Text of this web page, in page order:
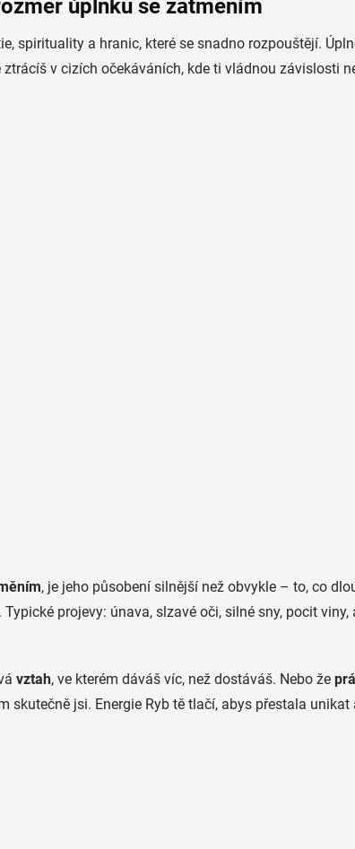
úplňku se zatměním
spirituality a hranic, které se snadno rozpouštějí.
v cizích očekáváních, kde ti vládnou závislosti
, je jeho působení silnější než obvykle – to, co
projevy: únava, slzavé oči, silné sny, pocit
vztah, ve kterém dáváš víc, než dostáváš. Nebo že
skutečně jsi. Energie Ryb tě tlačí, abys přestala unikat